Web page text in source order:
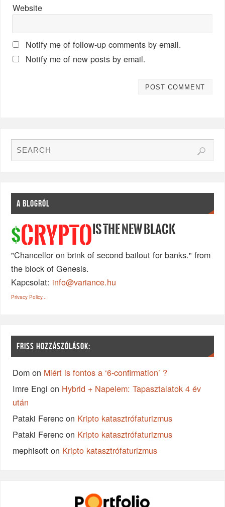
Website
Notify me of follow-up comments by email.
Notify me of new posts by email.
A BLOGRÓL
$CRYPTO IS THE NEW BLACK
"Chancellor on brink of second bailout for banks." from
the block of Genesis.
Kapcsolat: info@variance.hu
Privacy Policy...
FRISS HOZZÁSZÓLÁSOK:
Dom on Miért is fontos a ‘6-confirmation’ ?
Imre Engi on Hybrid + Napelem: Tapasztalatok 4 év
után
Pataki Ferenc on Kripto katasztrófaturizmus
Pataki Ferenc on Kripto katasztrófaturizmus
mephisoft on Kripto katasztrófaturizmus